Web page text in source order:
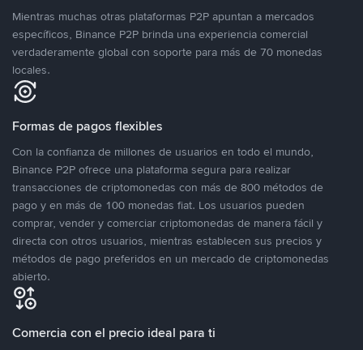
Mientras muchas otras plataformas P2P apuntan a mercados
específicos, Binance P2P brinda una experiencia comercial
verdaderamente global con soporte para más de 70 monedas
locales.
Formas de pagos flexibles
Con la confianza de millones de usuarios en todo el mundo,
Binance P2P ofrece una plataforma segura para realizar
transacciones de criptomonedas con más de 800 métodos de
pago y en más de 100 monedas fiat. Los usuarios pueden
comprar, vender y comerciar criptomonedas de manera fácil y
directa con otros usuarios, mientras establecen sus precios y
métodos de pago preferidos en un mercado de criptomonedas
abierto.
Comercia con el precio ideal para ti